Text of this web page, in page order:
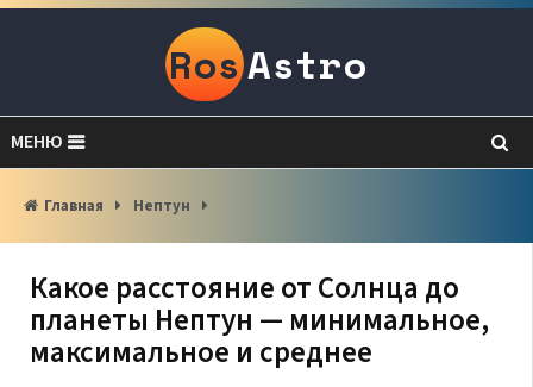
RosAstro
МЕНЮ
Главная Нептун
Какое расстояние от Солнца до
планеты Нептун — минимальное,
максимальное и среднее